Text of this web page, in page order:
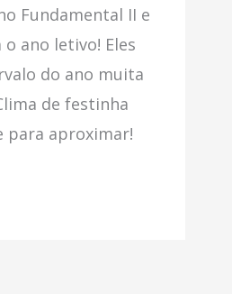
Fundamental II e
ano letivo! Eles
do ano muita
de festinha
para aproximar!